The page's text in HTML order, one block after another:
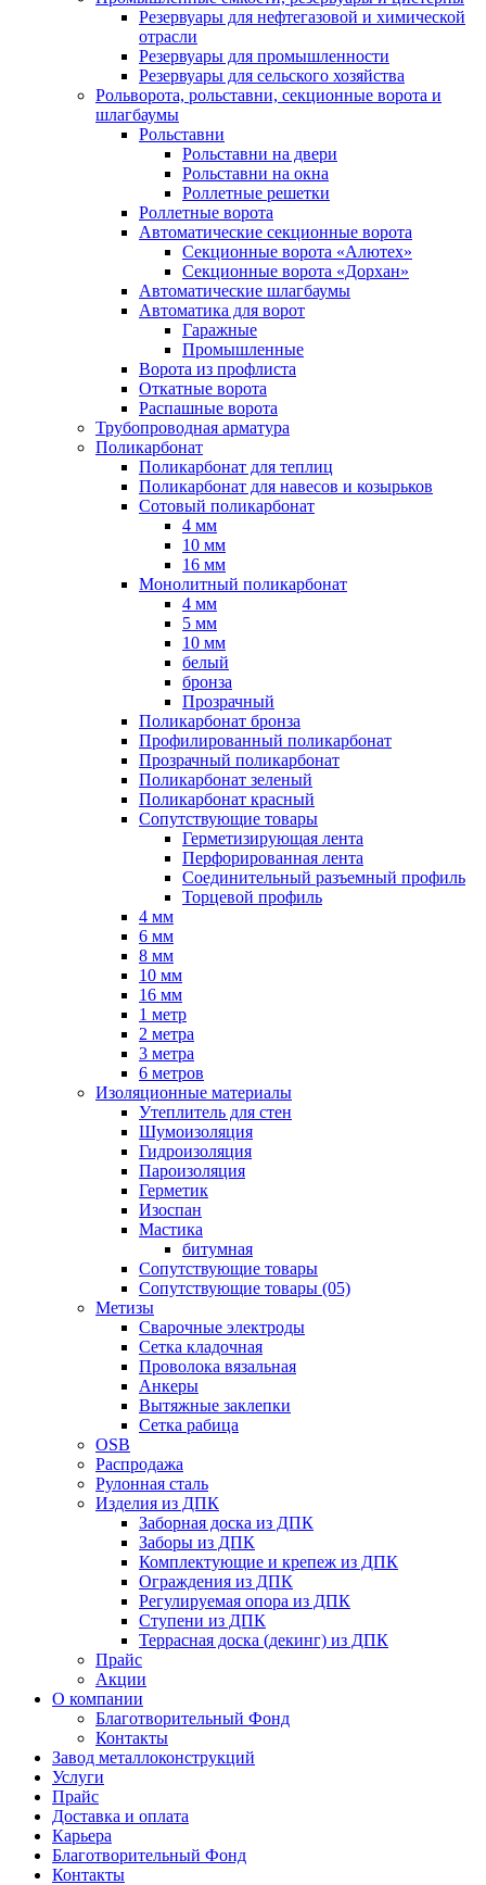
Резервуары для нефтегазовой и химической
отрасли
Резервуары для промышленности
Резервуары для сельского хозяйства
Рольворота, рольставни, секционные ворота и
шлагбаумы
Рольставни
Рольставни на двери
Рольставни на окна
Роллетные решетки
Роллетные ворота
Автоматические секционные ворота
Секционные ворота «Алютех»
Секционные ворота «Дорхан»
Автоматические шлагбаумы
Автоматика для ворот
Гаражные
Промышленные
Ворота из профлиста
Откатные ворота
Распашные ворота
Трубопроводная арматура
Поликарбонат
Поликарбонат для теплиц
Поликарбонат для навесов и козырьков
Сотовый поликарбонат
4 мм
10 мм
16 мм
Монолитный поликарбонат
4 мм
5 мм
10 мм
белый
бронза
Прозрачный
Поликарбонат бронза
Профилированный поликарбонат
Прозрачный поликарбонат
Поликарбонат зеленый
Поликарбонат красный
Сопутствующие товары
Герметизирующая лента
Перфорированная лента
Соединительный разъемный профиль
Торцевой профиль
4 мм
6 мм
8 мм
10 мм
16 мм
1 метр
2 метра
3 метра
6 метров
Изоляционные материалы
Утеплитель для стен
Шумоизоляция
Гидроизоляция
Пароизоляция
Герметик
Изоспан
Мастика
битумная
Сопутствующие товары
Сопутствующие товары (05)
Метизы
Сварочные электроды
Сетка кладочная
Проволока вязальная
Анкеры
Вытяжные заклепки
Сетка рабица
OSB
Распродажа
Рулонная сталь
Изделия из ДПК
Заборная доска из ДПК
Заборы из ДПК
Комплектующие и крепеж из ДПК
Ограждения из ДПК
Регулируемая опора из ДПК
Ступени из ДПК
Террасная доска (декинг) из ДПК
Прайс
Акции
О компании
Благотворительный Фонд
Контакты
Завод металлоконструкций
Услуги
Прайс
Доставка и оплата
Карьера
Благотворительный Фонд
Контакты